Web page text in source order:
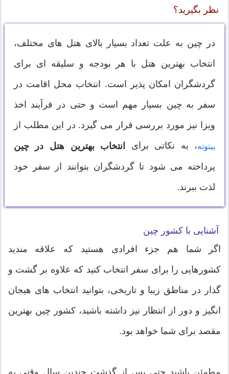
نظر بگیرید؟
در چین به علت تعداد بسیار بالای هتل های مختلف،
انتخاب بهترین هتل با هر بودجه و سلیقه ای برای
گردشگران امکان پذیر است. انتخاب محل اقامت در
سفر به چین بسیار مهم است و حتی در فرآیند اخذ
ویزا نیز مورد بررسی قرار می گیرد. در این مطلب از
بیتوته، به نکاتی برای
انتخاب بهترین هتل در چین
پرداخته می شود تا گردشگران بتوانند از سفر خود
لذت ببرند.
آشنایی با کشور چین
اگر شما هم جزء افرادی هستید که علاقه مندید
کشورهایی را برای سفر انتخاب کنید که علاوه بر گشت و
گذار در مناطق زیبا و تاریخی، بتوانید انتخاب های هیجان
انگیز و دور از انتظار نیز داشته باشید، کشور چین بهترین
مقصد برای شما خواهد بود.